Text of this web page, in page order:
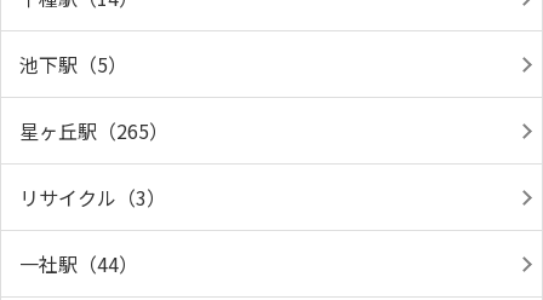
池下駅（5）
星ヶ丘駅（265）
リサイクル（3）
一社駅（44）